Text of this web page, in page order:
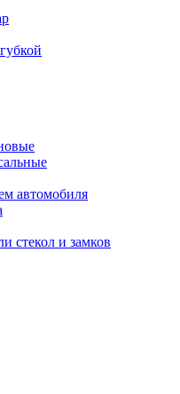
автомобиля
стекол и замков